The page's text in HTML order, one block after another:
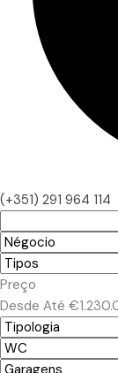
(+351) 291 964 114
Preço
Desde Até